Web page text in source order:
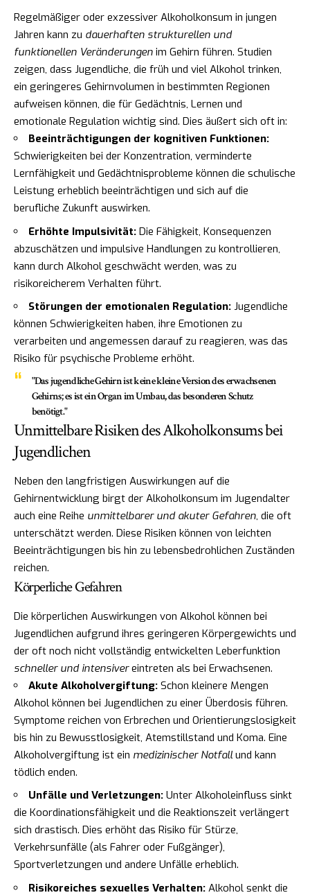
Regelmäßiger oder exzessiver Alkoholkonsum in jungen
Jahren kann zu dauerhaften strukturellen und
funktionellen Veränderungen im Gehirn führen. Studien
zeigen, dass Jugendliche, die früh und viel Alkohol trinken,
ein geringeres Gehirnvolumen in bestimmten Regionen
aufweisen können, die für Gedächtnis, Lernen und
emotionale Regulation wichtig sind. Dies äußert sich oft in:
Beeinträchtigungen der kognitiven Funktionen:
Schwierigkeiten bei der Konzentration, verminderte
Lernfähigkeit und Gedächtnisprobleme können die schulische
Leistung erheblich beeinträchtigen und sich auf die
berufliche Zukunft auswirken.
Erhöhte Impulsivität: Die Fähigkeit, Konsequenzen
abzuschätzen und impulsive Handlungen zu kontrollieren,
kann durch Alkohol geschwächt werden, was zu
risikoreicherem Verhalten führt.
Störungen der emotionalen Regulation: Jugendliche
können Schwierigkeiten haben, ihre Emotionen zu
verarbeiten und angemessen darauf zu reagieren, was das
Risiko für psychische Probleme erhöht.
"Das jugendliche Gehirn ist keine kleine Version des erwachsenen
Gehirns; es ist ein Organ im Umbau, das besonderen Schutz
benötigt."
Unmittelbare Risiken des Alkoholkonsums bei
Jugendlichen
Neben den langfristigen Auswirkungen auf die
Gehirnentwicklung birgt der Alkoholkonsum im Jugendalter
auch eine Reihe unmittelbarer und akuter Gefahren, die oft
unterschätzt werden. Diese Risiken können von leichten
Beeinträchtigungen bis hin zu lebensbedrohlichen Zuständen
reichen.
Körperliche Gefahren
Die körperlichen Auswirkungen von Alkohol können bei
Jugendlichen aufgrund ihres geringeren Körpergewichts und
der oft noch nicht vollständig entwickelten Leberfunktion
schneller und intensivereintreten als bei Erwachsenen.
Akute Alkoholvergiftung: Schon kleinere Mengen
Alkohol können bei Jugendlichen zu einer Überdosis führen.
Symptome reichen von Erbrechen und Orientierungslosigkeit
bis hin zu Bewusstlosigkeit, Atemstillstand und Koma. Eine
Alkoholvergiftung ist ein medizinischer Notfallund kann
tödlich enden.
Unfälle und Verletzungen: Unter Alkoholeinfluss sinkt
die Koordinationsfähigkeit und die Reaktionszeit verlängert
sich drastisch. Dies erhöht das Risiko für Stürze,
Verkehrsunfälle (als Fahrer oder Fußgänger),
Sportverletzungen und andere Unfälle erheblich.
Risikoreiches sexuelles Verhalten: Alkohol senkt die